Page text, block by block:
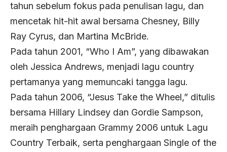
tahun sebelum fokus pada penulisan lagu, dan
mencetak hit-hit awal bersama Chesney, Billy
Ray Cyrus, dan Martina McBride.
Pada tahun 2001, “Who I Am”, yang dibawakan
oleh Jessica Andrews, menjadi lagu country
pertamanya yang memuncaki tangga lagu.
Pada tahun 2006, “Jesus Take the Wheel,” ditulis
bersama Hillary Lindsey dan Gordie Sampson,
meraih penghargaan Grammy 2006 untuk Lagu
Country Terbaik, serta penghargaan Single of the